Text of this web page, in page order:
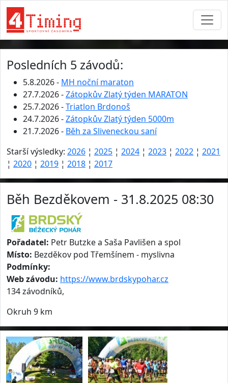
Posledních 5 závodů:
5.8.2026 - MH noční maraton
27.7.2026 -Zátopkův Zlatý týden MARATON
25.7.2026 -Triatlon Brdonoš
24.7.2026 -Zátopkův Zlatý týden 5000m
21.7.2026 - Běh za Sliveneckou saní
Starší výsledky: 2026 ¦ 2025 ¦ 2024 ¦ 2023 ¦ 2022 ¦ 2021
¦ 2020 ¦ 2019 ¦ 2018 ¦ 2017
Běh Bezděkovem - 31.8.2025 08:30
Pořadatel: Petr Butzke a Saša Pavlišen a spol
Místo: Bezděkov pod Třemšínem - myslivna
Podmínky:
Web závodu: https://www.brdskypohar.cz
134 závodníků,
Okruh 9 km